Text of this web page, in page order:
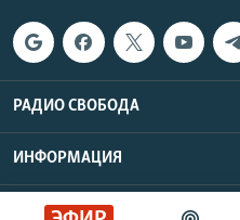
РАДИО СВОБОДА
ИНФОРМАЦИЯ
Радио Свобода © 2026